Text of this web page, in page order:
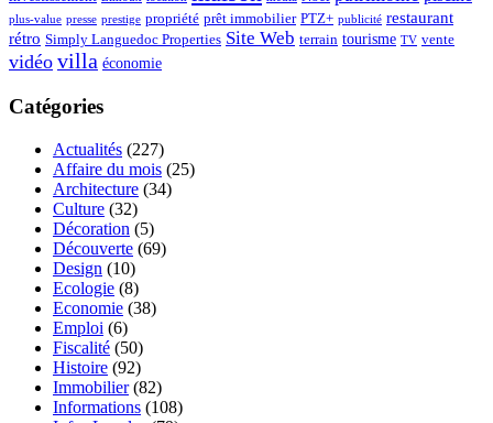
plus-value presse prestige propriété prêt immobilier PTZ+ publicité restaurant
rétro Simply Languedoc Properties Site Web terrain tourisme TV vente
vidéo villa économie
Catégories
Actualités (227)
Affaire du mois (25)
Architecture (34)
Culture (32)
Décoration (5)
Découverte (69)
Design (10)
Ecologie (8)
Economie (38)
Emploi (6)
Fiscalité (50)
Histoire (92)
Immobilier(82)
Informations (108)